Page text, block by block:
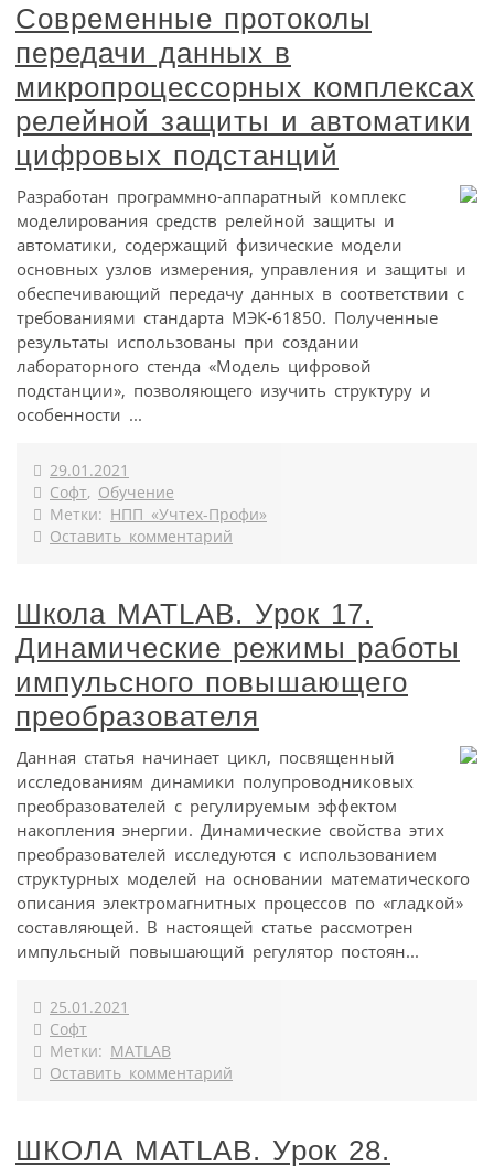
Современные протоколы
передачи данных в
микропроцессорных комплексах
релейной защиты и автоматики
цифровых подстанций
Разработан программно-аппаратный комплекс
моделирования средств релейной защиты и
автоматики, содержащий физические модели
основных узлов измерения, управления и защиты и
обеспечивающий передачу данных в соответствии с
требованиями стандарта МЭК-61850. Полученные
результаты использованы при создании
лабораторного стенда «Модель цифровой
подстанции», позволяющего изучить структуру и
особенности ...
29.01.2021
Софт, Обучение
Метки: НПП «Учтех-Профи»
Оставить комментарий
Школа MATLAB. Урок 17.
Динамические режимы работы
импульсного повышающего
преобразователя
Данная статья начинает цикл, посвященный
исследованиям динамики полупроводниковых
преобразователей с регулируемым эффектом
накопления энергии. Динамические свойства этих
преобразователей исследуются с использованием
структурных моделей на основании математического
описания электромагнитных процессов по «гладкой»
составляющей. В настоящей статье рассмотрен
импульсный повышающий регулятор постоян...
25.01.2021
Софт
Метки: MATLAB
Оставить комментарий
ШКОЛА MATLAB. Урок 28.